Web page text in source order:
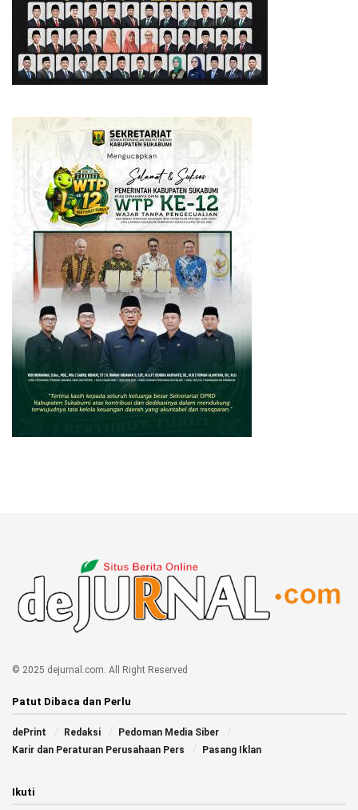
© 2025 dejurnal.com. All Right Reserved
Patut Dibaca dan Perlu
dePrint Redaksi
Pedoman Media Siber
Karir dan Peraturan Perusahaan Pers
Pasang Iklan
Ikuti